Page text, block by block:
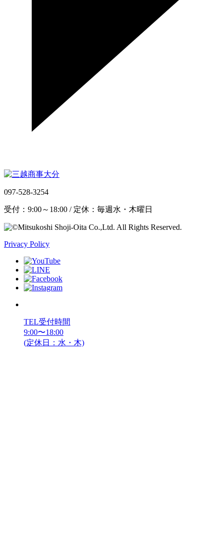
097-528-3254
受付：9:00～18:00 / 定休：毎週水・木曜日
Privacy Policy
TEL受付時間
9:00〜18:00
(定休日：水・木)